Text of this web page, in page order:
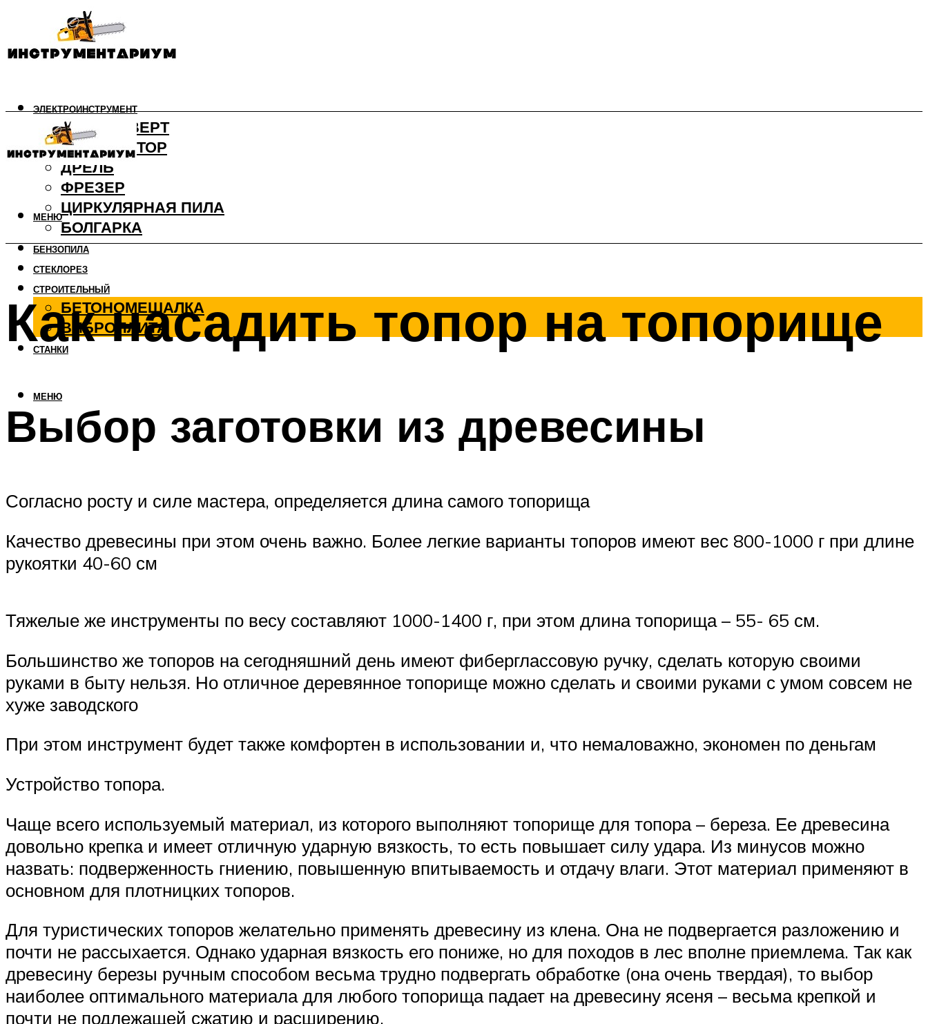
ЭЛЕКТРОИНСТРУМЕНТ
ШУРУПОВЕРТ
ПЕРФОРАТОР
ДРЕЛЬ
ФРЕЗЕР
ЦИРКУЛЯРНАЯ ПИЛА
БОЛГАРКА
БЕНЗОПИЛА
СТЕКЛОРЕЗ
СТРОИТЕЛЬНЫЙ
БЕТОНОМЕШАЛКА
ВИБРОПЛИТА
СТАНКИ
МЕНЮ
МЕНЮ
Как насадить топор на топорище
Выбор заготовки из древесины
Согласно росту и силе мастера, определяется длина самого топорища
Качество древесины при этом очень важно. Более легкие варианты топоров имеют вес 800-1000 г при длине
рукоятки 40-60 см
Тяжелые же инструменты по весу составляют 1000-1400 г, при этом длина топорища – 55- 65 см.
Большинство же топоров на сегодняшний день имеют фиберглассовую ручку, сделать которую своими
руками в быту нельзя. Но отличное деревянное топорище можно сделать и своими руками с умом совсем не
хуже заводского
При этом инструмент будет также комфортен в использовании и, что немаловажно, экономен по деньгам
Устройство топора.
Чаще всего используемый материал, из которого выполняют топорище для топора – береза. Ее древесина
довольно крепка и имеет отличную ударную вязкость, то есть повышает силу удара. Из минусов можно
назвать: подверженность гниению, повышенную впитываемость и отдачу влаги. Этот материал применяют в
основном для плотницких топоров.
Для туристических топоров желательно применять древесину из клена. Она не подвергается разложению и
почти не рассыхается. Однако ударная вязкость его пониже, но для походов в лес вполне приемлема. Так как
древесину березы ручным способом весьма трудно подвергать обработке (она очень твердая), то выбор
наиболее оптимального материала для любого топорища падает на древесину ясеня – весьма крепкой и
почти не подлежащей сжатию и расширению.